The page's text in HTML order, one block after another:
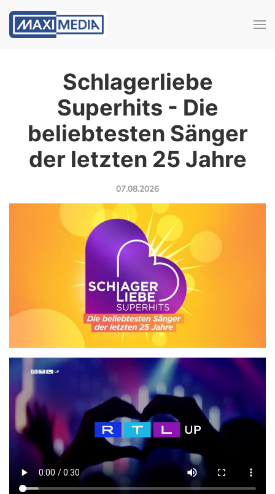
Schlagerliebe
Superhits - Die
beliebtesten Sänger
der letzten 25 Jahre
07.08.2026